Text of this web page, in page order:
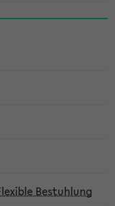
Bestuhlung